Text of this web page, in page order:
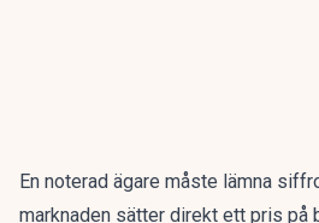
En noterad ägare måste lämna
marknaden sätter direkt ett pris på